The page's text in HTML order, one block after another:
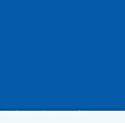
oznámenie o nových